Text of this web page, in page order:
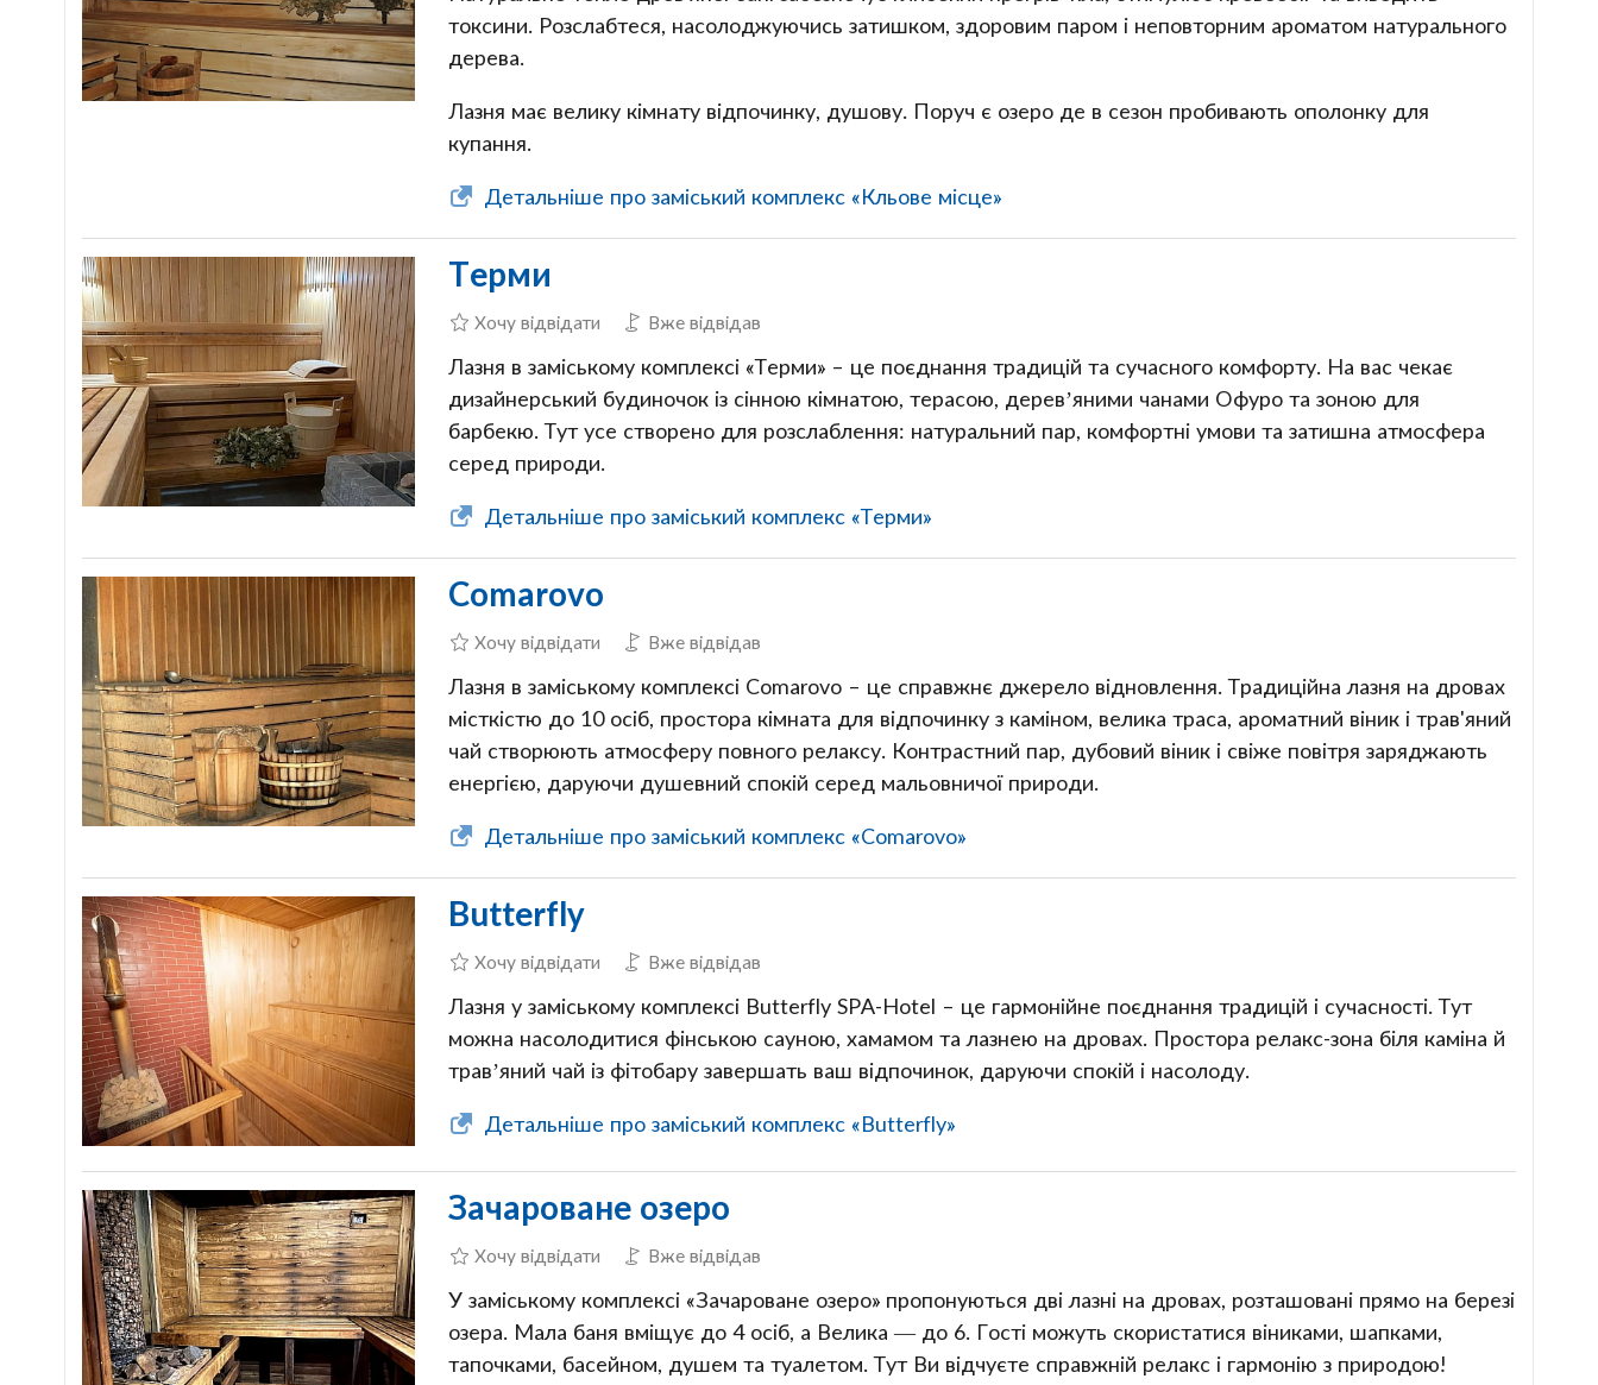
токсини. Розслабтеся, насолоджуючись затишком, здоровим паром і неповторним ароматом натурального
дерева.
Лазня має велику кімнату відпочинку, душову. Поруч є озеро де в сезон пробивають ополонку для
купання.
Детальніше про заміський комплекс «Кльове місце»
Терми
Хочу відвідати Вже відвідав
Лазня в заміському комплексі «Терми» – це поєднання традицій та сучасного комфорту. На вас чекає
дизайнерський будиночок із сінною кімнатою, терасою, дерев’яними чанами Офуро та зоною для
барбекю. Тут усе створено для розслаблення: натуральний пар, комфортні умови та затишна атмосфера
серед природи.
Детальніше про заміський комплекс «Терми»
Comarovo
Хочу відвідати Вже відвідав
Лазня в заміському комплексі Comarovo – це справжнє джерело відновлення. Традиційна лазня на дровах
місткістю до 10 осіб, простора кімната для відпочинку з каміном, велика траса, ароматний віник і трав'яний
чай створюють атмосферу повного релаксу. Контрастний пар, дубовий віник і свіже повітря заряджають
енергією, даруючи душевний спокій серед мальовничої природи.
Детальніше про заміський комплекс «Comarovo»
Butterfly
Хочу відвідати Вже відвідав
Лазня у заміському комплексі Butterfly SPA-Hotel – це гармонійне поєднання традицій і сучасності. Тут
можна насолодитися фінською сауною, хамамом та лазнею на дровах. Простора релакс-зона біля каміна й
трав’яний чай із фітобару завершать ваш відпочинок, даруючи спокій і насолоду.
Детальніше про заміський комплекс «Butterfly»
Зачароване озеро
Хочу відвідати Вже відвідав
У заміському комплексі «Зачароване озеро» пропонуються дві лазні на дровах, розташовані прямо на березі
озера. Мала баня вміщує до 4 осіб, а Велика — до 6. Гості можуть скористатися віниками, шапками,
тапочками, басейном, душем та туалетом. Тут Ви відчуєте справжній релакс і гармонію з природою!